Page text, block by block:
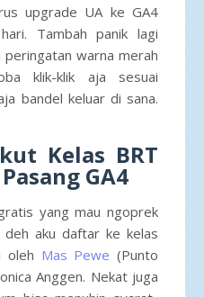
upgrade UA ke GA4
Tambah panik lagi
peringatan warna merah
klik-klik aja sesuai
bandel keluar di sana.
Kelas BRT
GA4
yang mau ngoprek
deh aku daftar ke kelas
oleh Mas Pewe (Punto
Anggen. Nekat juga